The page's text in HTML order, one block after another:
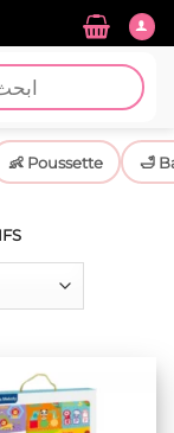
👶 Poussette 🛁